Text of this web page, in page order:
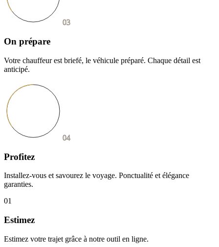
03
On prépare
Votre chauffeur est briefé, le véhicule préparé. Chaque détail est
anticipé.
04
Profitez
Installez-vous et savourez le voyage. Ponctualité et élégance
garanties.
01
Estimez
Estimez votre trajet grâce à notre outil en ligne.